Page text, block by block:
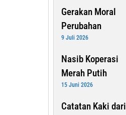
Gerakan Moral
Perubahan
9 Juli 2026
Nasib Koperasi
Merah Putih
15 Juni 2026
Catatan Kaki dari